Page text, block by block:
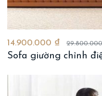
14.900.000 ₫
Sofa giường chỉnh